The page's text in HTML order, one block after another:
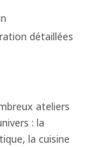
détaillées
ateliers
: la
, la cuisine